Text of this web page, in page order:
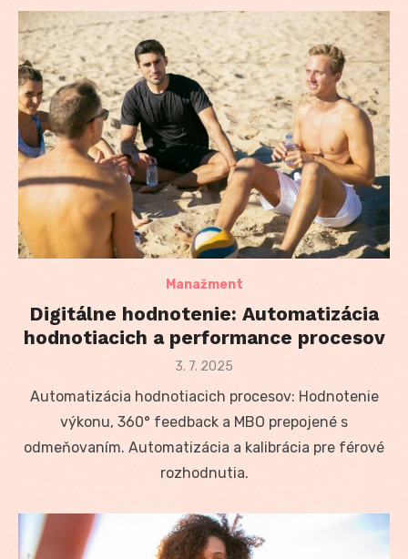
Manažment
Digitálne hodnotenie: Automatizácia
hodnotiacich a performance procesov
Posted
3. 7. 2025
Automatizácia hodnotiacich procesov: Hodnotenie
výkonu, 360° feedback a MBO prepojené s
odmeňovaním. Automatizácia a kalibrácia pre férové
rozhodnutia.